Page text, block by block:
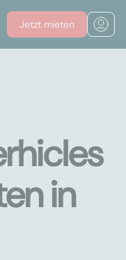
Jetzt mieten
in